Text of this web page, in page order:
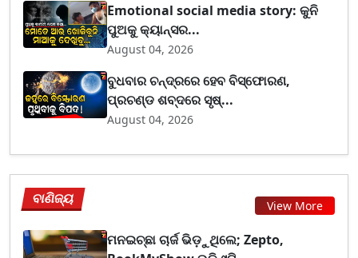
Emotional social media story: କୁନି
ପୁଅକୁ କ୍ୟାନ୍ସର...
August 04, 2026
ବୁଧବାର ଚନ୍ଦ୍ରରେ ହେବ ବିସ୍ଫୋରଣ,
ପ୍ରଚଣ୍ଡ ଶବ୍ଦରେ ସୃଷ୍...
August 04, 2026
ବାଣିଜ୍ୟ View More
ମନଇଚ୍ଛା ଚାର୍ଜ ଭିଡ଼ୁଥିଲେ; Zepto,